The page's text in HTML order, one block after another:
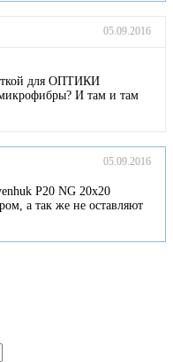
05.09.2016
для ОПТИКИ
И там и там
05.09.2016
P20 NG 20x20
а так же не оставляют